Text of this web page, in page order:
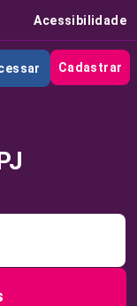
Acessibilidade
Cadastrar